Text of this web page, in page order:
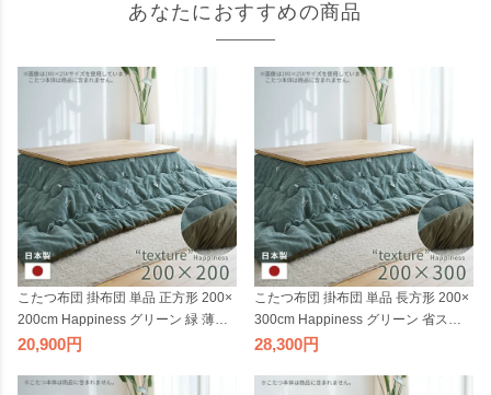
あなたにおすすめの商品
こたつ布団 掛布団 単品 正方形 200×
200cm Happiness グリーン 緑 薄掛
け 省スペース 掛け布団 北欧 柄 日本
20,900
こたつ布団 掛布団 単品 長方形 200×
300cm Happiness グリーン 省スペ
ース 薄掛け 掛け布団 北欧 柄 緑 日本
28,300